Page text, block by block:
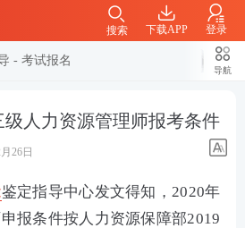
下载APP 登录
搜索
- 考试报名
导航
级人力资源管理师报考条件
26日
鉴定指导中心发文得知，2020年
报条件按人力资源保障部2019